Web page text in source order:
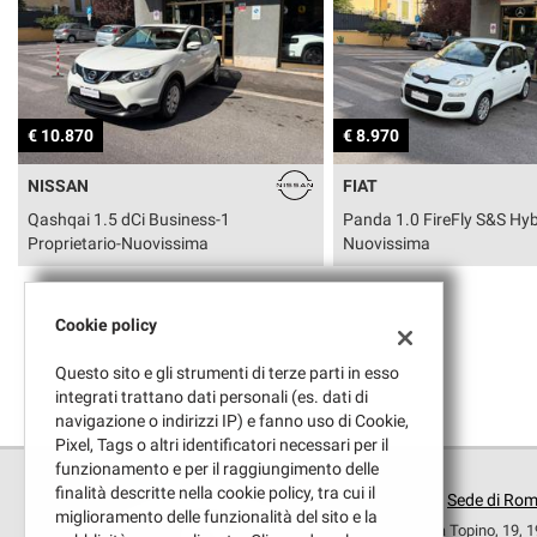
AREA COMMERCIANTI
€ 8.970
FIAT
Panda 1.0 FireFly S&S Hybrid Easy-
Nuovissima
€ 25.470
MG
ZS 1.5 Hybrid+ Luxury-
Full
Sede di
Via Topino, 19,
Cookie policy
Questo sito e gli strumenti di terze parti in esso
integrati trattano dati personali (es. dati di
navigazione o indirizzi IP) e fanno uso di Cookie,
Pixel, Tags o altri identificatori necessari per il
funzionamento e per il raggiungimento delle
finalità descritte nella cookie policy, tra cui il
miglioramento delle funzionalità del sito e la
tracciamento
che
adottiamo
per
offrire
le
funzionalità
e
le
attività
di
descritte.
ottenere
maggiori
informazioni
sull'utilità
funzionamento